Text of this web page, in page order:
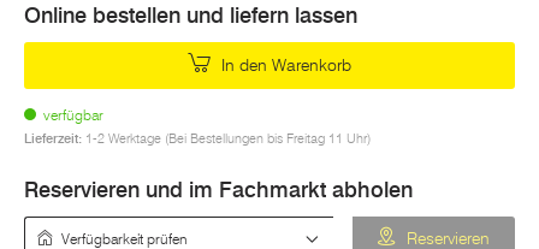
Online bestellen und liefern lassen
In den Warenkorb
verfügbar
Lieferzeit: 1-2 Werktage (Bei Bestellungen bis Freitag 11 Uhr)
Reservieren und im Fachmarkt abholen
Reservieren